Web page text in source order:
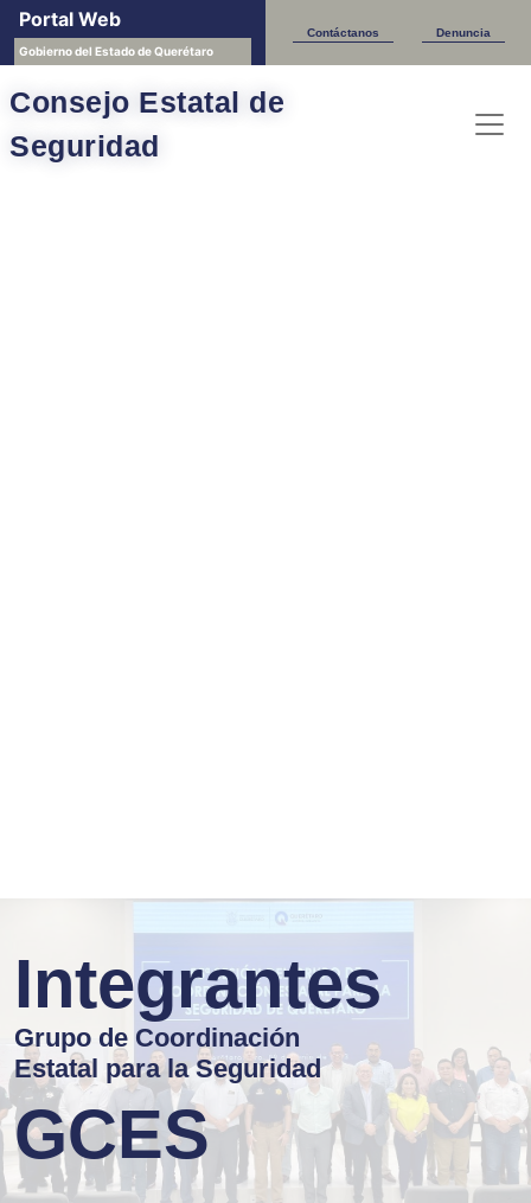
Portal Web
Gobierno del Estado de Querétaro
Contáctanos Denuncia
Consejo Estatal de
Seguridad
Integrantes
Grupo de Coordinación
Estatal para la Seguridad
GCES